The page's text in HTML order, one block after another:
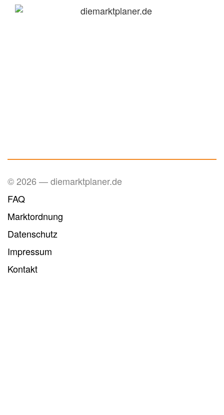
FAQ
Marktordnung
Datenschutz
Impressum
Kontakt